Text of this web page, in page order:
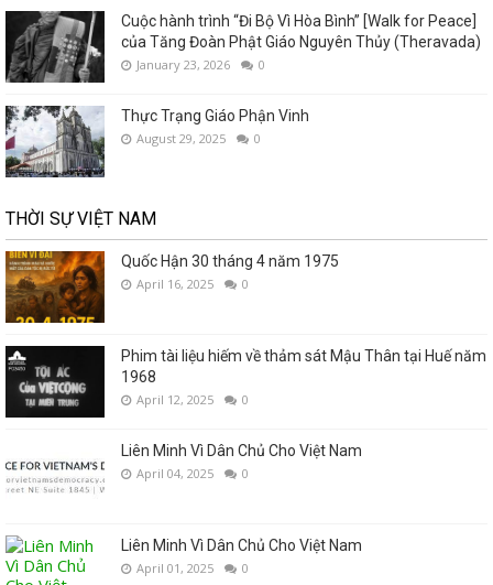
Cuộc hành trình “Đi Bộ Vì Hòa Bình” [Walk for Peace]
của Tăng Đoàn Phật Giáo Nguyên Thủy (Theravada)
January 23, 2026 0
Thực Trạng Giáo Phận Vinh
August 29, 2025 0
THỜI SỰ VIỆT NAM
Quốc Hận 30 tháng 4 năm 1975
April 16, 2025 0
Phim tài liệu hiếm về thảm sát Mậu Thân tại Huế năm
1968
April 12, 2025 0
Liên Minh Vì Dân Chủ Cho Việt Nam
April 04, 2025 0
Liên Minh Vì Dân Chủ Cho Việt Nam
April 01, 2025 0